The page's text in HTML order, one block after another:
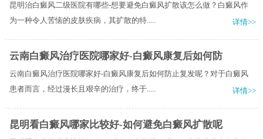
昆明治白癜风二级医院有哪些-想要避免白癜风扩散该怎么做？白癜风作
为一种令人苦恼的皮肤疾病，其扩散的特.....
详情>>
云南白癜风治疗医院哪家好-白癜风康复后如何防
云南白癜风治疗医院哪家好-白癜风康复后如何防止复发呢？对于白癜风
患者而言，经过漫长且艰辛的治疗，终于.....
详情>>
昆明看白癜风哪家比较好-如何避免白癜风扩散呢